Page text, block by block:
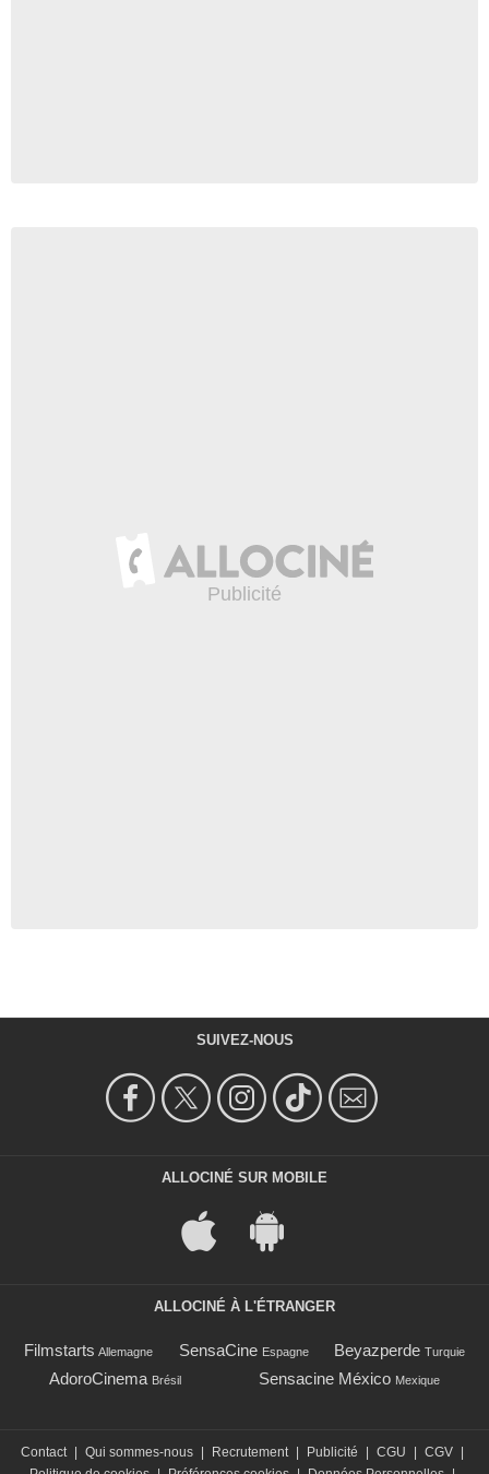
SUIVEZ-NOUS
ALLOCINÉ SUR MOBILE
ALLOCINÉ À L'ÉTRANGER
Filmstarts Allemagne SensaCine Espagne Beyazperde Turquie
AdoroCinema Brésil Sensacine México Mexique
Contact | Qui sommes-nous | Recrutement | Publicité | CGU | CGV |